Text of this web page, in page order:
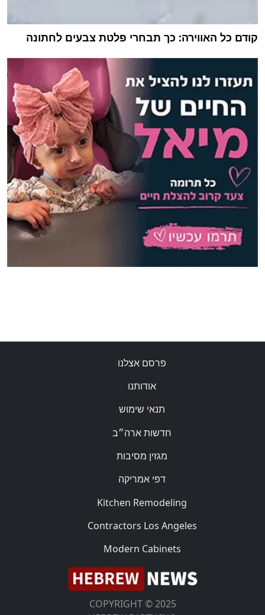
קודם כל האווירה: כך תבחרי פלטת צבעים לחתונה
פרסם אצלנו
אודותנו
תנאי שימוש
חדשות ארה״ב
מגזין מסיבות
דפי אמריקה
Kitchen Remodeling
Contractors Los Angeles
Modern Cabinets
COPYRIGHT © 2025